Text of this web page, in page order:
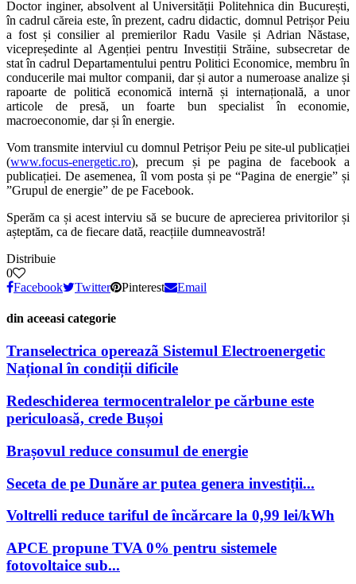
Doctor inginer, absolvent al Universității Politehnica din București,
în cadrul căreia este, în prezent, cadru didactic, domnul Petrișor Peiu
a fost și consilier al premierilor Radu Vasile și Adrian Năstase,
vicepreședinte al Agenției pentru Investiții Străine, subsecretar de
stat în cadrul Departamentului pentru Politici Economice, membru în
conducerile mai multor companii, dar și autor a numeroase analize și
rapoarte de politică economică internă și internațională, a unor
articole de presă, un foarte bun specialist în economie,
macroeconomie, dar și în energie.
Vom transmite interviul cu domnul Petrișor Peiu pe site-ul publicației
(www.focus-energetic.ro), precum și pe pagina de facebook a
publicației. De asemenea, îl vom posta și pe “Pagina de energie” și
”Grupul de energie” de pe Facebook.
Sperăm ca și acest interviu să se bucure de aprecierea privitorilor și
așteptăm, ca de fiecare dată, reacțiile dumneavostră!
Distribuie
0
Facebook
Twitter Pinterest Email
din aceeasi categorie
Transelectrica opereazã Sistemul Electroenergetic
Național în condiții dificile
Redeschiderea termocentralelor pe cărbune este
periculoasă, crede Bușoi
Brașovul reduce consumul de energie
Seceta de pe Dunăre ar putea genera investiții...
Voltrelli reduce tariful de încărcare la 0,99 lei/kWh
APCE propune TVA 0% pentru sistemele
fotovoltaice sub...